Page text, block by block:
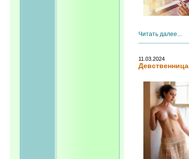
Читать далее...
11.03.2024
Девственница